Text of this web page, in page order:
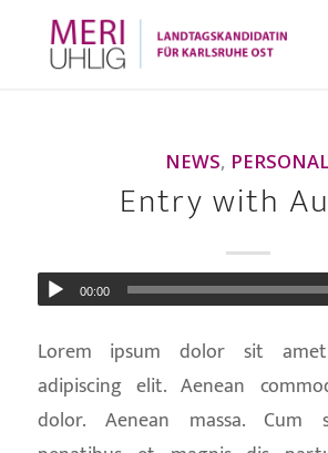
NEWS, PERSONAL
Entry with
00:00
Lorem ipsum dolor sit
adipiscing elit. Aenean
dolor. Aenean massa. Cum